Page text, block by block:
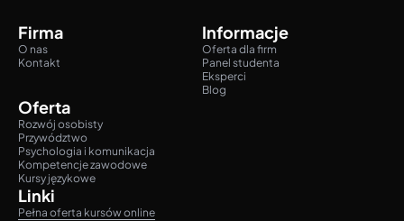
Firma
O nas
Kontakt
Informacje
Oferta dla firm
Panel studenta
Eksperci
Blog
Oferta
Rozwój osobisty
Przywództwo
Psychologia i komunikacja
Kompetencje zawodowe
Kursy językowe
Linki
Pełna oferta kursów online